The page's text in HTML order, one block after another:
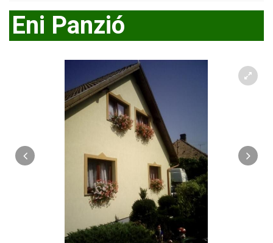
Romana
Eni Panzió